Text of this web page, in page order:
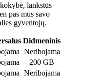
lankstūs
pas mus savo
gyventojų.
Didmeninis
Neribojama
200 GB
Neribojama